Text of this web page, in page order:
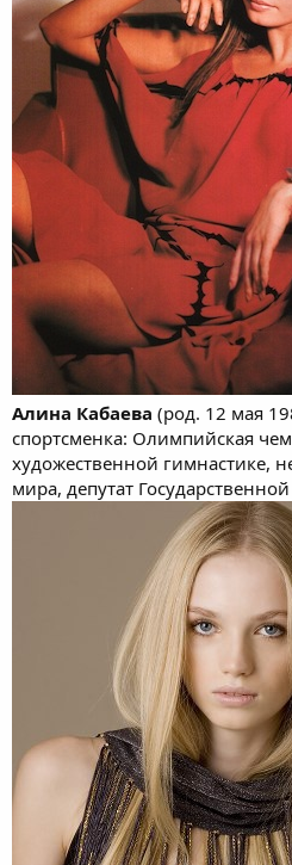
Алина Кабаева (род. 12 мая
спортсменка: Олимпийская
художественной гимнастике,
мира, депутат